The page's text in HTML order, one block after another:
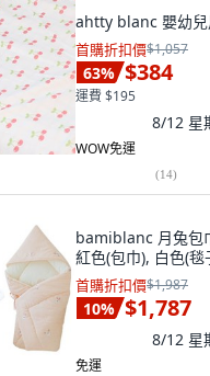
ahtty blanc 嬰幼
首購折扣價$1,057
63% $384
運費 $195
8/12 星
WOW免運
(14)
bamiblanc 月兔包
紅色(包巾), 白色(毯
首購折扣價$1,987
10% $1,787
8/12 星
免運